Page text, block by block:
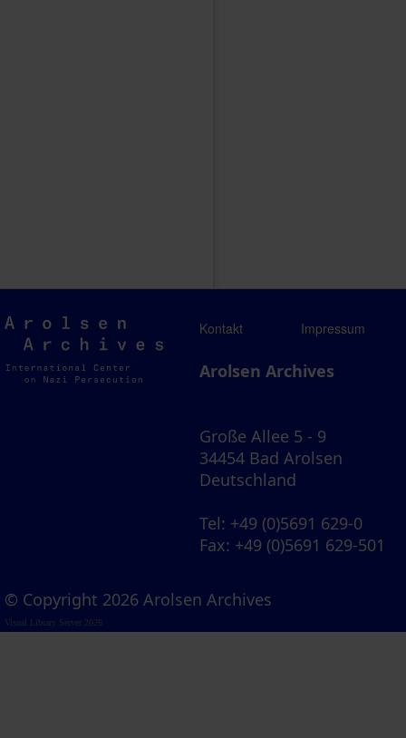
Arolsen
Archives
Kontakt Impressum
Arolsen Archives
Große Allee 5 - 9
34454 Bad Arolsen
Deutschland
Tel: +49 (0)5691 629-0
Fax: +49 (0)5691 629-501
© Copyright 2026 Arolsen Archives
Visual Library Server 2026